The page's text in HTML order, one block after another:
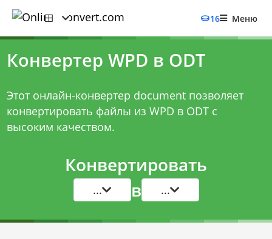
16 Меню
Конвертер WPD в ODT
Этот онлайн-конвертер document позволяет
конвертировать файлы из WPD в ODT с
высоким качеством.
Конвертировать
... в ...